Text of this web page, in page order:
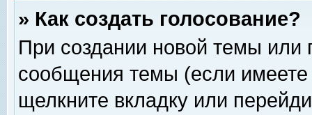
» Как создать голосование?
При создании новой темы или
сообщения темы (если
щелкните вкладку или